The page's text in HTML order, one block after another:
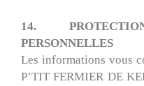
14.
PERSONNELLES
Les informations vous
P’TIT FERMIER DE